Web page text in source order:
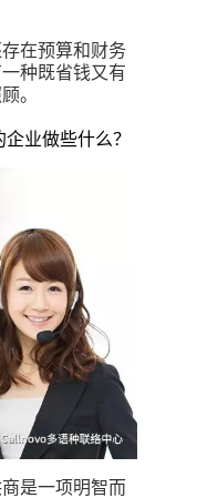
在预算和财务
种既省钱又有
。
业做些什么？
是一项明智而